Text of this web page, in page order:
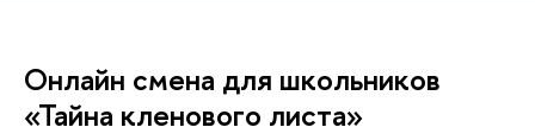
Онлайн смена для школьников
«Тайна кленового листа»